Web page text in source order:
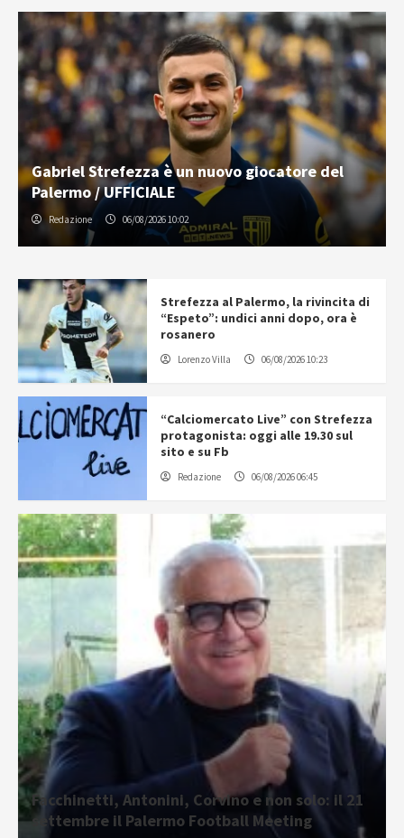
Gabriel Strefezza è un nuovo giocatore del
Palermo / UFFICIALE
Redazione 06/08/2026 10:02
Strefezza al Palermo, la rivincita di
“Espeto”: undici anni dopo, ora è
rosanero
Lorenzo Villa 06/08/2026 10:23
“Calciomercato Live” con Strefezza
protagonista: oggi alle 19.30 sul
sito e su Fb
Redazione 06/08/2026 06:45
Facchinetti, Antonini, Corvino e non solo: il 21
settembre il Palermo Football Meeting